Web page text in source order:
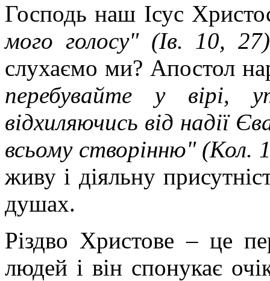
Господь наш Ісус
мого голосу" (Ів. 10,
слухаємо ми? Апостол
перебувайте у вірі,
відхиляючись від надії
всьому створінню" (Кол.
живу і діяльну
душах.
Різдво Христове – це
людей і він спонукає